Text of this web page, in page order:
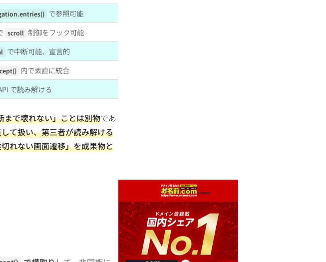
で参照可能
scroll 制御をフック可能
で中断可能、宣言的
内で素直に統合
で読み解ける
で壊れない」ことは別物であ
て扱い、第三者が読み解ける
れない画面遷移」を成果物と